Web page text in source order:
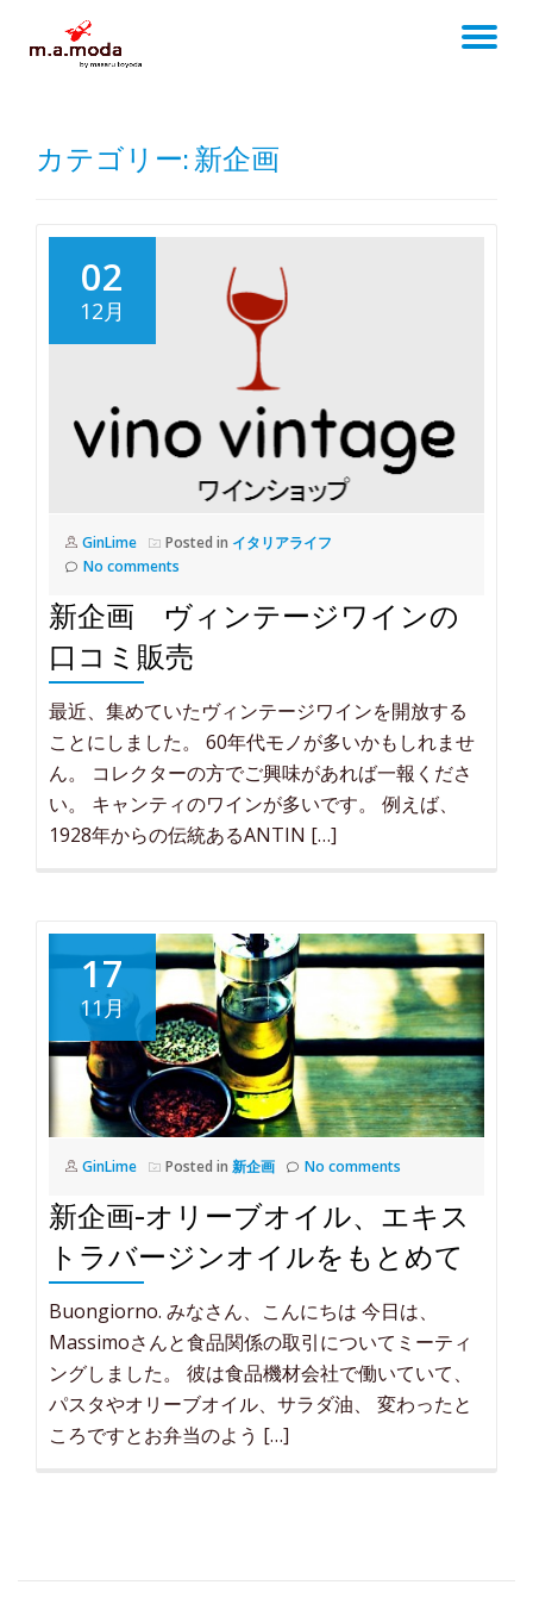
カテゴリー: 新企画
02
12月
GinLime Posted in イタリアライフ
No comments
新企画 ヴィンテージワインの
口コミ販売
最近、集めていたヴィンテージワインを開放する
ことにしました。 60年代モノが多いかもしれませ
ん。 コレクターの方でご興味があれば一報くださ
い。 キャンティのワインが多いです。 例えば、
1928年からの伝統あるANTIN […]
17
11月
GinLime Posted in 新企画 No comments
新企画-オリーブオイル、エキス
トラバージンオイルをもとめて
Buongiorno. みなさん、こんにちは 今日は、
Massimoさんと食品関係の取引についてミーティ
ングしました。 彼は食品機材会社で働いていて、
パスタやオリーブオイル、サラダ油、 変わったと
ころですとお弁当のよう […]